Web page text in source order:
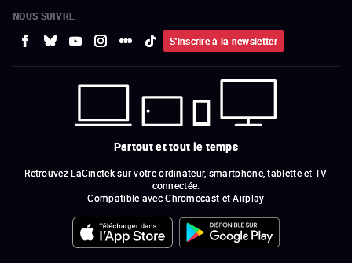
NOUS SUIVRE
S'inscrire à la newsletter
Partout et tout le temps
Retrouvez LaCinetek sur votre ordinateur, smartphone, tablette et TV
connectée.
Compatible avec Chromecast et Airplay